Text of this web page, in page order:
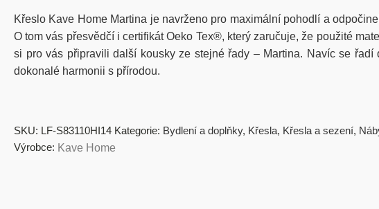
Křeslo Kave Home Martina je navrženo pro maximální pohodlí a
O tom vás přesvědčí i certifikát Oeko Tex®, který zaručuje, že použité
si pro vás připravili další kousky ze stejné řady – Martina. Navíc se
dokonalé harmonii s přírodou.
SKU: LF-S83110HI14 Kategorie: Bydlení a doplňky, Křesla, Křesla a sezení,
Výrobce: Kave Home